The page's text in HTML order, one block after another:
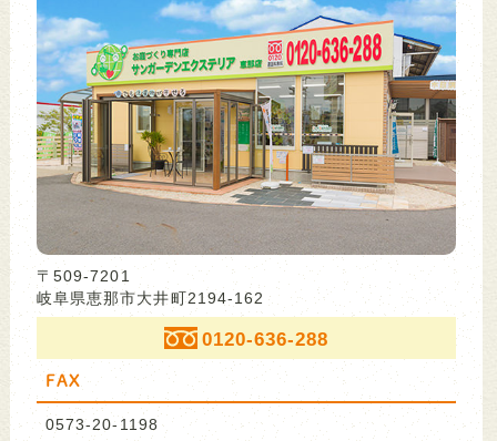
〒509-7201
岐阜県恵那市大井町2194-162
0120-636-288
FAX
0573-20-1198